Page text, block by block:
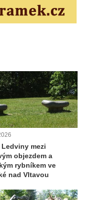
ve
mezi
objezdem a
rybníkem ve
nad Vltavou